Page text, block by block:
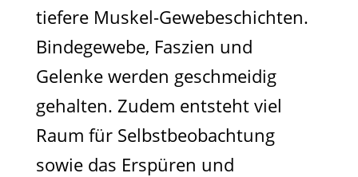
tiefere Muskel-Gewebeschichten.
Bindegewebe, Faszien und
Gelenke werden geschmeidig
gehalten. Zudem entsteht viel
Raum für Selbstbeobachtung
sowie das Erspüren und